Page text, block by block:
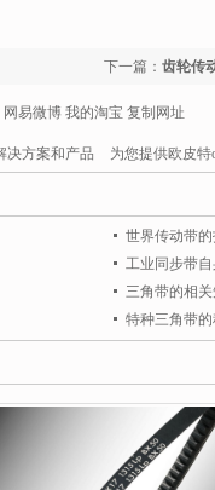
下一篇： 齿轮传
网易微博 我的淘宝 复制网址
决方案和产品 为您提供欧皮特
配件第一服务商.竭诚为您提供
德renold链条，马来西亚STH
世界传动带
工业同步带
三角带的相
特种三角带